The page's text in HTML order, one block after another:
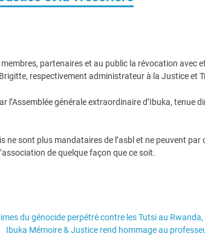
partenaires et au public la révocation avec
respectivement administrateur à la Justice et
générale extraordinaire d’Ibuka, tenue
ne sont plus mandataires de l’asbl et ne peuvent par
de quelque façon que ce soit.
du génocide perpétré contre les Tutsi au
Ibuka Mémoire & Justice rend hommage au